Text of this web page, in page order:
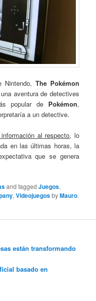
Nintendo,The Pokémon
aventura de detectives
popular de Pokémon,
a un detective.
al respecto, lo
en las últimas horas, la
que se genera
and taggedJuegos,
,VideojuegosbyMauro.
están transformando
basado en